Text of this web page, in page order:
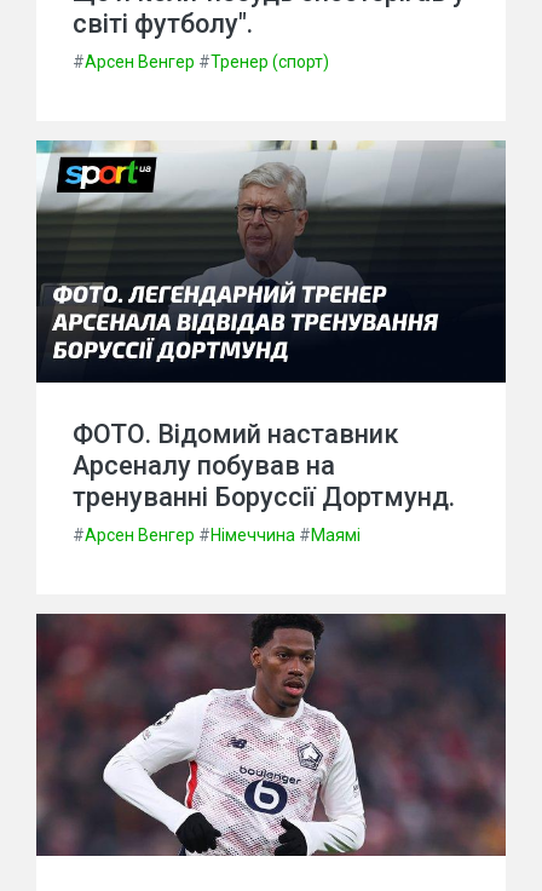
світі футболу".
#Арсен Венгер #Тренер (спорт)
ФОТО. Відомий наставник
Арсеналу побував на
тренуванні Боруссії Дортмунд.
#Арсен Венгер #Німеччина #Маямі